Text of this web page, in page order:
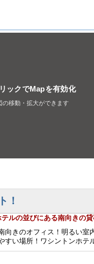
ックでMapを有効化
の移動・拡大ができます
！
ルの並びにある南向きの貸
向きのオフィス！明るい室
すい場所！ワシントンホテ